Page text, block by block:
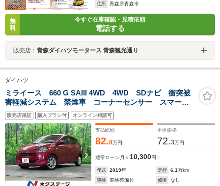
住所
青森県青森市
無
料
今すぐ在庫確認・見積依頼
電話する
販売店： 青森ダイハツモータース 青森観光通り
ダイハツ
ミライース 660 G SAIII 4WD 4WD SDナビ 衝突被
害軽減システム 禁煙車 コーナーセンサー スマート
キー LEDヘッド ETC 純正14インチアルミ オート
ハイビーム オートライト オートエアコン Bluetooth
販売店保証 購入プラン付 オンライン相談可
支払総額
82.8万円
本体価格
72.3万円
通常ローン 月々 10,300円
年式 2019年 走行 6.1万km
車検
車検整備付 修復
なし